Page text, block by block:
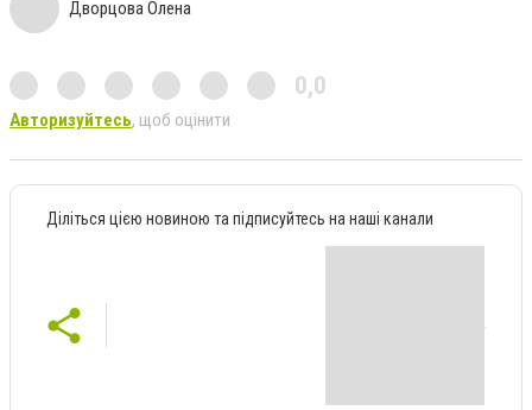
Дворцова Олена
0,0
Авторизуйтесь, щоб оцінити
Діліться цією новиною та підписуйтесь на наші канали